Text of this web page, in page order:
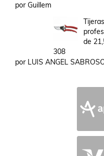
por Guillem
de
308
por LUIS ANGEL